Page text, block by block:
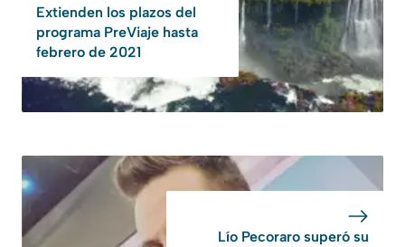
Extienden los plazos del
programa PreViaje hasta
febrero de 2021
Lío Pecoraro superó su